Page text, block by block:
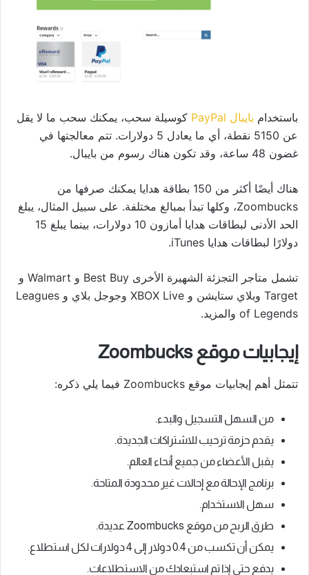
باستخدام بايبال PayPal
كوسيلة سحب، يمكنك سحب ما لا يقل
عن 5150 نقطة، أي ما يعادل 5 دولارات. تتم معالجتها في
غضون 48 ساعة، وقد تكون هناك رسوم من بايبال.
هناك أيضًا أكثر من 150 بطاقة هدايا يمكنك صرفها من
Zoombucks، وكلها تبدأ بمبالغ مختلفة. على سبيل المثال، يبلغ
الحد الأدنى لبطاقات هدايا أمازون 10 دولارات، بينما يبلغ 15
دولارًا لبطاقات هدايا iTunes.
تشمل متاجر التجزئة الشهيرة الأخرى Best Buy و Walmart و
Target وبلاي ستايشن و XBOX Live وجوجل بلاي و Leagues
of Legends والمزيد.
إيجابيات موقع Zoombucks
تتمثل أهم إيجابيات موقع Zoombucks فيما يلي ذكره:
من السهل التسجيل والبدء.
يقدم حزمة ترحيب للاشتراكات الجديدة.
يقبل الأعضاء من جميع أنحاء العالم.
برنامج الإحالة مع إحالات غير محدودة المتاحة.
سهل الاستخدام.
طرق الربح من موقع Zoombucks عديدة.
يمكن أن تكسب من 0.4 دولار إلى 4 دولارات لكل استطلاع.
يدفع حتى إذا تم استبعادك من الاستطلاعات.